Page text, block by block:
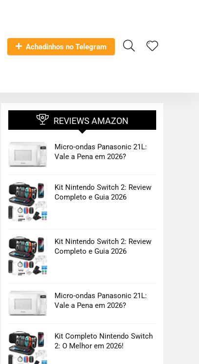
Achadinhos no Telegram
REVIEWS AMAZON
Micro-ondas Panasonic 21L:
Vale a Pena em 2026?
Kit Nintendo Switch 2: Review
Completo e Guia 2026
Kit Nintendo Switch 2: Review
Completo e Guia 2026
Micro-ondas Panasonic 21L:
Vale a Pena em 2026?
Kit Completo Nintendo Switch
2: O Melhor em 2026!